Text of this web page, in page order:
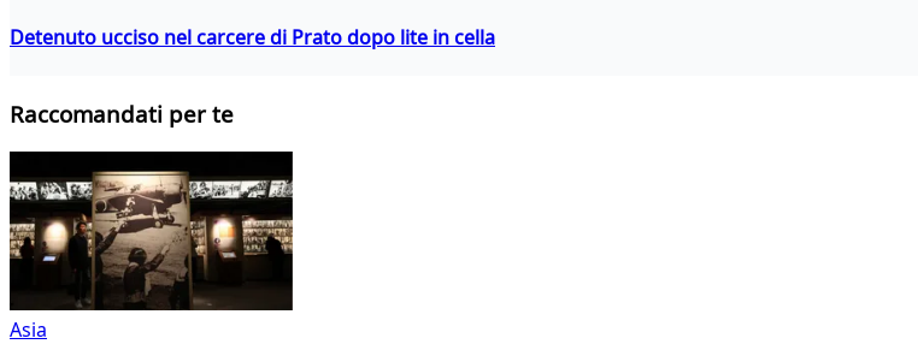
Detenuto ucciso nel carcere di Prato dopo lite in cella
Raccomandati per te
Asia